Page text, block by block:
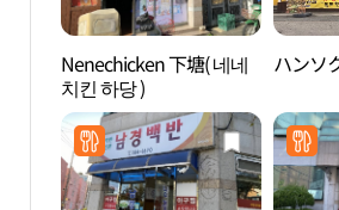
Nenechicken 下塘( 네네
치킨 하당 )
ハンソ